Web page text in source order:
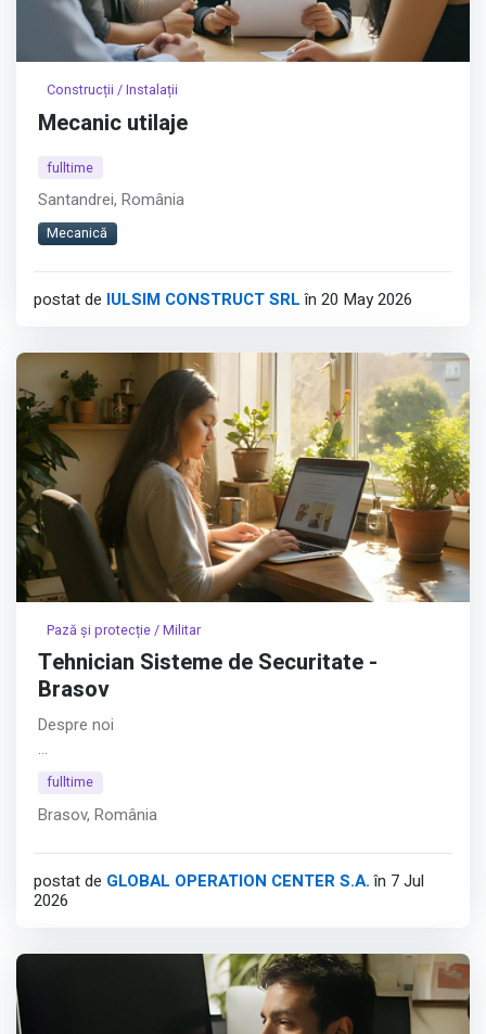
Construcții / Instalații
Mecanic utilaje
fulltime
Santandrei, România
Mecanică
postat de IULSIM CONSTRUCT SRL în 20 May 2026
Pază și protecție / Militar
Tehnician Sisteme de Securitate -
Brasov
Despre noi
Hyperfy® aduce inovația în securitatea fizică. În ADN-ul
în întregime intern, cu obiectivul de a depăși limitările date
fulltime
Brasov, România
postat de GLOBAL OPERATION CENTER S.A. în 7 Jul
2026